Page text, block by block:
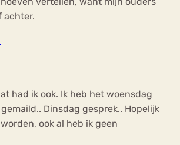
achter.
had ik ook. Ik heb het woensdag
Dinsdag gesprek.. Hopelijk
ook al heb ik geen